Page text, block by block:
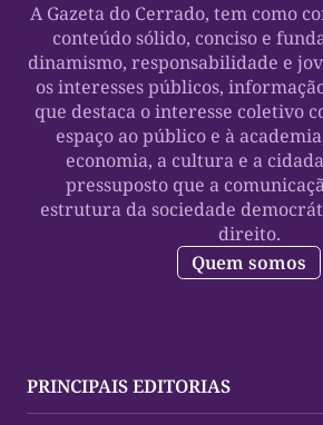
A Gazeta do Cerrado, tem como
conteúdo sólido, conciso e
dinamismo, responsabilidade e
os interesses públicos,
que destaca o interesse coletivo
espaço ao público e à
economia, a cultura e a
pressuposto que a
estrutura da sociedade
direito.
Quem somos
PRINCIPAIS EDITORIAS